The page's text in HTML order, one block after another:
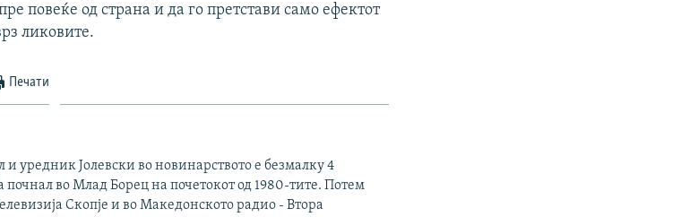
повеќе од страна и да го претстави само ефектот
ликовите.
Печати
и уредник Јолевски во новинарството е безмалку 4
почнал во Млад Борец на почетокот од 1980-тите. Потем
Скопје и во Македонското радио - Втора